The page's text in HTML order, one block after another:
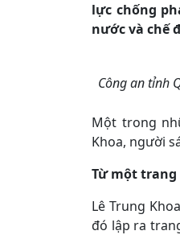
lực chống
nước và chế
Công an tỉnh
​Một trong
Khoa, người
Từ một
Lê Trung
đó lập ra